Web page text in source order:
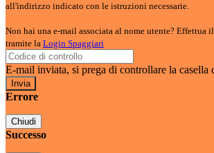
all'indirizzo indicato con le istruzioni necessarie.
Non hai una e-mail associata al nome utente? Effettua
tramite la Login Spaggiari
E-mail inviata, si prega di controllare la casella
Errore
Chiudi
Successo